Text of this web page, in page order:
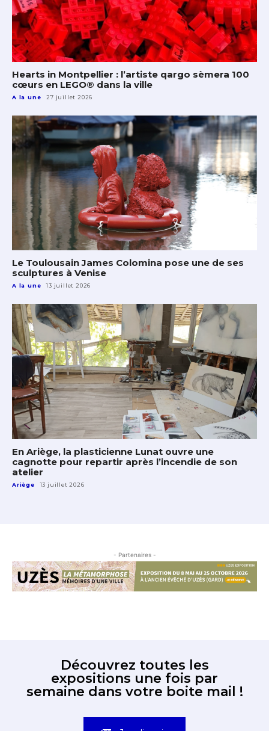
Hearts in Montpellier : l’artiste qargo sèmera 100
cœurs en LEGO® dans la ville
A la une 27 juillet 2026
Le Toulousain James Colomina pose une de ses
sculptures à Venise
A la une 13 juillet 2026
En Ariège, la plasticienne Lunat ouvre une
cagnotte pour repartir après l’incendie de son
atelier
Ariège 13 juillet 2026
- Partenaires -
Découvrez toutes les
expositions une fois par
semaine dans votre boite mail !